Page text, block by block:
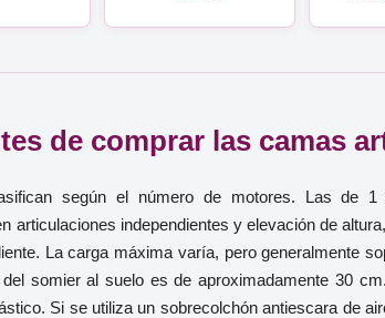
de comprar las camas
según el número de motores. Las de
articulaciones independientes y elevación de
La carga máxima varía, pero generalmente
somier al suelo es de aproximadamente 30
Si se utiliza un sobrecolchón antiescara de